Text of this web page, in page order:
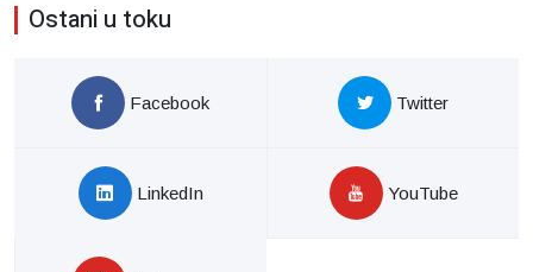
Ostani u toku
Facebook Twitter
LinkedIn YouTube